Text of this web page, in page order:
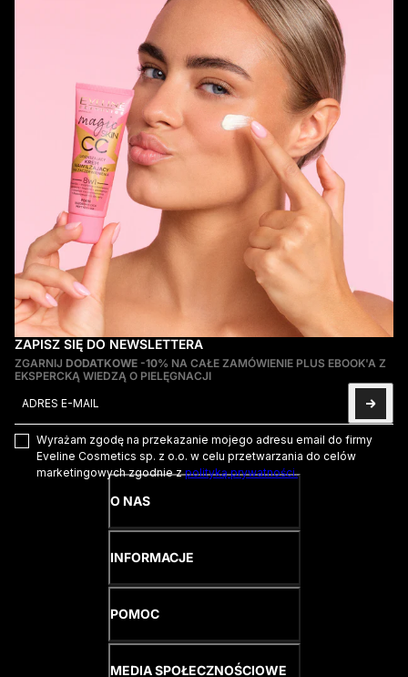
ZAPISZ SIĘ DO NEWSLETTERA
ZGARNIJ DODATKOWE -10% NA CAŁE ZAMÓWIENIE PLUS EBOOK'A Z
EKSPERCKĄ WIEDZĄ O PIELĘGNACJI
Wyrażam zgodę na przekazanie mojego adresu email do firmy
Eveline Cosmetics sp. z o.o. w celu przetwarzania do celów
marketingowych zgodnie zpolityką prywatności.
Ta strona jest chroniona przez hCaptcha i obowiązują na niej
O NAS
INFORMACJE
POMOC
MEDIA SPOŁECZNOŚCIOWE